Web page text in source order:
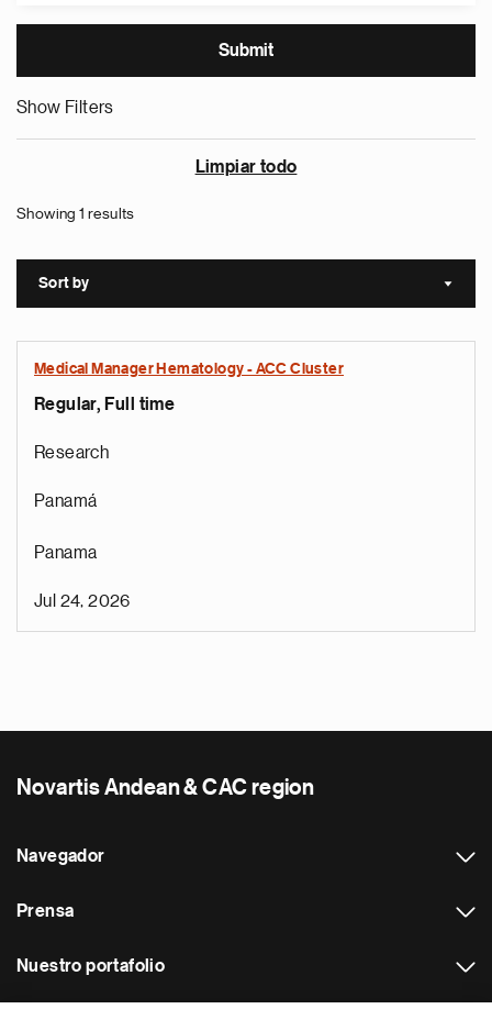
Show Filters
Limpiar todo
Showing 1 results
Sort by Sort
Medical Manager Hematology - ACC Cluster
Regular, Full time
Research
Panamá
Panama
Jul 24, 2026
Novartis Andean & CAC region
Navegador
Prensa
Nuestro portafolio